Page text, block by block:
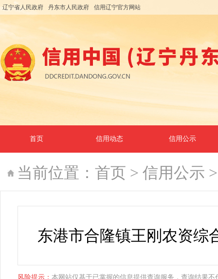
辽宁省人民政府 丹东市人民政府 信用辽宁官方网站
首页 信用动态 信用公示
当前位置： 首页 > 信用公示
东港市合隆镇王刚农资综
风险提示： 本网站仅基于已掌握的信息提供查询服务，查询结果